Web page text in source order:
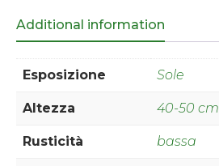
Additional information
Esposizione Sole
Altezza 40-50 cm
Rusticità bassa